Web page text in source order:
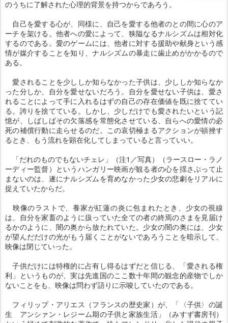
のうちに了解された心理的背景を持つからであろう。
自己を愛する心が、同様に、自己を愛する他者のとの間に心のア
ーチを架ける。他者への愛によって、狭隘なるナルシズムは相対化
するのである。愛のゲームには、他者に対する援助や献身という感
情が媒介することを知り、ナルシズムの暴走に歯止めがかかるので
ある。
愛されることを少ししか知らなかった子供は、少ししか知らなか
った分しか、自分を愛せないだろう。自分を愛せない子供は、愛さ
れることによって手に入れるはずの自己の存在価値を既に捨ててい
る。誇りを捨てている。しかし、少しだけでも愛されたいという記
憶が、しばしばその欠落感を常態化させている、自らへの愛情の必
死の補償行動に走らせるのだ。この哀切極まるアクションが頓挫す
るとき、もう流れを顕在化してしまっていると言っていい。
「だれのものでもないチェレ」（注1／写真）（ラースロー・ラノ
ーディー監督）というハンガリー映画が観る者の心を揺さぶって止
まないのは、遂にナルシズムを育めなかった少女の悲劇をリアルに
捉えていたからだ。
映像のラストで、養家が紅蓮の炎に包まれたとき、少女の視線
は、自分を家畜のように扱っていた全ての者の終焉のさまを見届け
るかのように、闇の奥から放たれていた。少女の闇の奥には、少女
が望んだだけの光がもう届くことがないであろうことを暗示して、
映像は閉じていった。
子供だけには特権的に占有し得るはずだと信じる、「愛される権
利」というものが、実は先進国のここ数十年間の観念的産物でしか
ないことをも、映像は問わず語りに示唆していたのである。
フィリップ・アリエス（フランスの歴史家）が、「〈子供〉の誕
生 アンシァン・レジーム期の子供と家族生活」（みすず書房刊）